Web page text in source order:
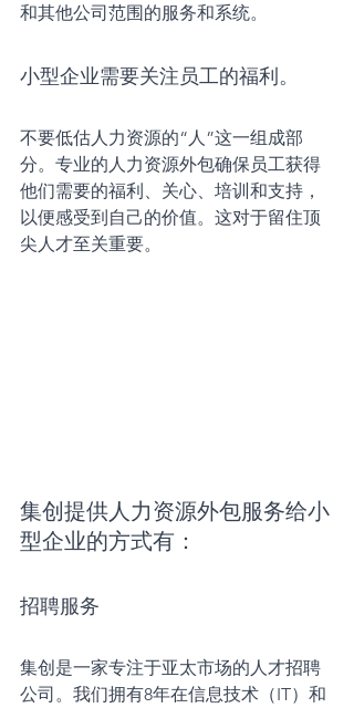
和其他公司范围的服务和系统。
小型企业需要关注员工的福利。
不要低估人力资源的“人”这一组成部
分。专业的人力资源外包确保员工获得
他们需要的福利、关心、培训和支持，
以便感受到自己的价值。这对于留住顶
尖人才至关重要。
集创提供人力资源外包服务给小
型企业的方式有：
招聘服务
集创是一家专注于亚太市场的人才招聘
公司。我们拥有8年在信息技术（IT）和